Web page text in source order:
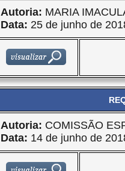
Autoria: MARIA
Data: 25 de junho de
Autoria: COMISSÃO
Data: 14 de junho de